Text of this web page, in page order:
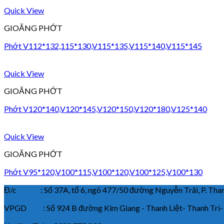
Quick View
GIOĂNG PHỚT
Phớt V112*132,115*130,V115*135,V115*140,V115*145
Quick View
GIOĂNG PHỚT
Phớt V120*140,V120*145,V120*150,V120*180,V125*140
Quick View
GIOĂNG PHỚT
Phớt V95*120,V100*115,V100*120,V100*125,V100*130
Đ/c : Số 37A, tổ 6, ngõ 477/50 đường Nguyễn Trãi, P. Thanh
VPGD : Số 924 B đường Kim Giang - Thanh Liệt- Thanh